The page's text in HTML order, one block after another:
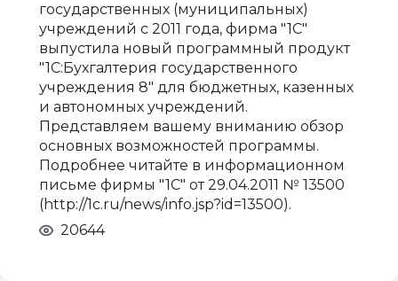
государственных (муниципальных)
учреждений с 2011 года, фирма "1С"
выпустила новый программный продукт
"1С:Бухгалтерия государственного
учреждения 8" для бюджетных, казенных
и автономных учреждений.
Представляем вашему вниманию обзор
основных возможностей программы.
Подробнее читайте в информационном
письме фирмы "1С" от 29.04.2011 № 13500
(http://1c.ru/news/info.jsp?id=13500).
20644